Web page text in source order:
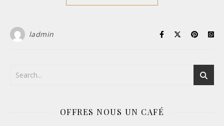
ladmin
OFFRES NOUS UN CAFÉ